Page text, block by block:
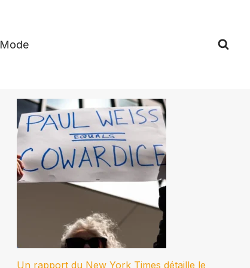
Mode
Un rapport du New York Times détaille le